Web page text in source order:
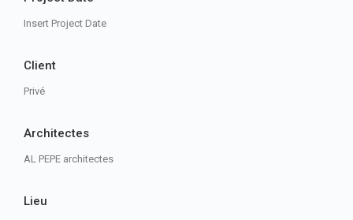
Insert Project Date
Client
Privé
Architectes
AL PEPE architectes
Lieu